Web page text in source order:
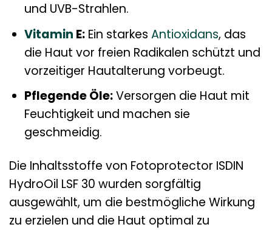
und UVB-Strahlen.
Vitamin E:Ein starkes Antioxidans, das
die Haut vor freien Radikalen schützt und
vorzeitiger Hautalterung vorbeugt.
Pflegende Öle:Versorgen die Haut mit
Feuchtigkeit und machen sie
geschmeidig.
Die Inhaltsstoffe von Fotoprotector ISDIN
HydroOil LSF 30 wurden sorgfältig
ausgewählt, um die bestmögliche Wirkung
zu erzielen und die Haut optimal zu